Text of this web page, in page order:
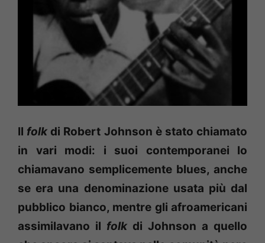
Il folk di Robert Johnson è stato chiamato
in vari modi: i suoi contemporanei lo
chiamavano semplicemente blues, anche
se era una denominazione usata più dal
pubblico bianco, mentre gli afroamericani
assimilavano il folk di Johnson a quello